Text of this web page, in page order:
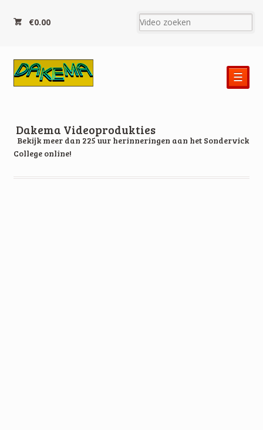
€0.00
☰
Dakema Videoprodukties
Bekijk meer dan 225 uur herinneringen aan het Sondervick
College online!